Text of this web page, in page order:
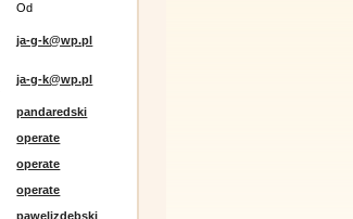
Od
ja-g-k@wp.pl
ja-g-k@wp.pl
pandaredski
operate
operate
operate
pawelizdebski